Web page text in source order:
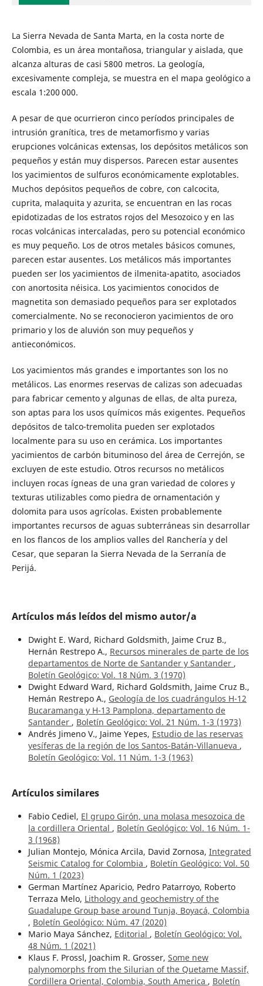
La Sierra Nevada de Santa Marta, en la costa norte de
Colombia, es un área montañosa, triangular y aislada, que
alcanza alturas de casi 5800 metros. La geología,
excesivamente compleja, se muestra en el mapa geológico a
escala 1:200 000.
A pesar de que ocurrieron cinco períodos principales de
intrusión granítica, tres de metamorfismo y varias
erupciones volcánicas extensas, los depósitos metálicos son
pequeños y están muy dispersos. Parecen estar ausentes
los yacimientos de sulfuros económicamente explotables.
Muchos depósitos pequeños de cobre, con calcocita,
cuprita, malaquita y azurita, se encuentran en las rocas
epidotizadas de los estratos rojos del Mesozoico y en las
rocas volcánicas intercaladas, pero su potencial económico
es muy pequeño. Los de otros metales básicos comunes,
parecen estar ausentes. Los metálicos más importantes
pueden ser los yacimientos de ilmenita-apatito, asociados
con anortosita néisica. Los yacimientos conocidos de
magnetita son demasiado pequeños para ser explotados
comercialmente. No se reconocieron yacimientos de oro
primario y los de aluvión son muy pequeños y
antieconómicos.
Los yacimientos más grandes e importantes son los no
metálicos. Las enormes reservas de calizas son adecuadas
para fabricar cemento y algunas de ellas, de alta pureza,
son aptas para los usos químicos más exigentes. Pequeños
depósitos de talco-tremolita pueden ser explotados
localmente para su uso en cerámica. Los importantes
yacimientos de carbón bituminoso del área de Cerrejón, se
excluyen de este estudio. Otros recursos no metálicos
incluyen rocas ígneas de una gran variedad de colores y
texturas utilizables como piedra de ornamentación y
dolomita para usos agrícolas. Existen probablemente
importantes recursos de aguas subterráneas sin desarrollar
en los flancos de los amplios valles del Ranchería y del
Cesar, que separan la Sierra Nevada de la Serranía de
Perijá.
Artículos más leídos del mismo autor/a
Dwight E. Ward, Richard Goldsmith, Jaime Cruz B.,
Hernán Restrepo A., Recursos minerales de parte de los
departamentos de Norte de Santander y Santander ,
Boletín Geológico: Vol. 18 Núm. 3 (1970)
Dwight Edward Ward, Richard Goldsmith, Jaime Cruz B.,
Hemán Restrepo A., Geología de los cuadrángulos H-12
Bucaramanga y H-13 Pamplona, departamento de
Santander , Boletín Geológico: Vol. 21 Núm. 1-3 (1973)
Andrés Jimeno V., Jaime Yepes, Estudio de las reservas
yesíferas de la región de los Santos-Batán-Villanueva ,
Boletín Geológico: Vol. 11 Núm. 1-3 (1963)
Artículos similares
Fabio Cediel, El grupo Girón, una molasa mesozoica de
la cordillera Oriental , Boletín Geológico: Vol. 16 Núm. 1-
3 (1968)
Julian Montejo, Mónica Arcila, David Zornosa, Integrated
Seismic Catalog for Colombia , Boletín Geológico: Vol. 50
Núm. 1 (2023)
German Martínez Aparicio, Pedro Patarroyo, Roberto
Terraza Melo, Lithology and geochemistry of the
Guadalupe Group base around Tunja, Boyacá, Colombia
, Boletín Geológico: Núm. 47 (2020)
Mario Maya Sánchez, Editorial , Boletín Geológico: Vol.
48 Núm. 1 (2021)
Klaus F. Prossl, Joachim R. Grosser, Some new
palynomorphs from the Silurian of the Quetame Massif,
Cordillera Oriental, Colombia, South America , Boletín